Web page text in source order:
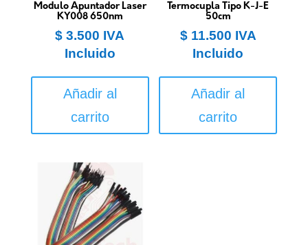
Modulo Apuntador Laser
KY008 650nm
$ 3.500 IVA
Incluido
Añadir al
carrito
Termocupla Tipo K-J-E
50cm
$11.500 IVA
Incluido
Añadir al
carrito